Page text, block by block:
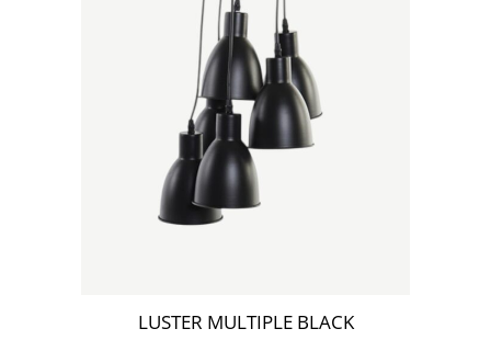
ŽELIM
LUSTER MULTIPLE BLACK